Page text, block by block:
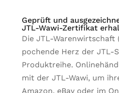
Geprüft und
JTL-Wawi-Zertifikat
Die JTL-Warenwirtschaft
pochende Herz der JTL-
Produktreihe.
mit der JTL-Wawi, um
Amazon, eBay oder im